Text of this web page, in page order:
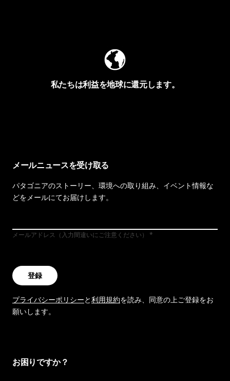
私たちは利益を地球に還元します。
メールニュースを受け取る
パタゴニアのストーリー、環境への取り組み、イベント情報な
どをメールにてお届けします。
メールアドレス（入力間違いにご注意ください）
登録
プライバシーポリシーと利用規約を読み、同意の上ご登録をお
願いします。
お困りですか？